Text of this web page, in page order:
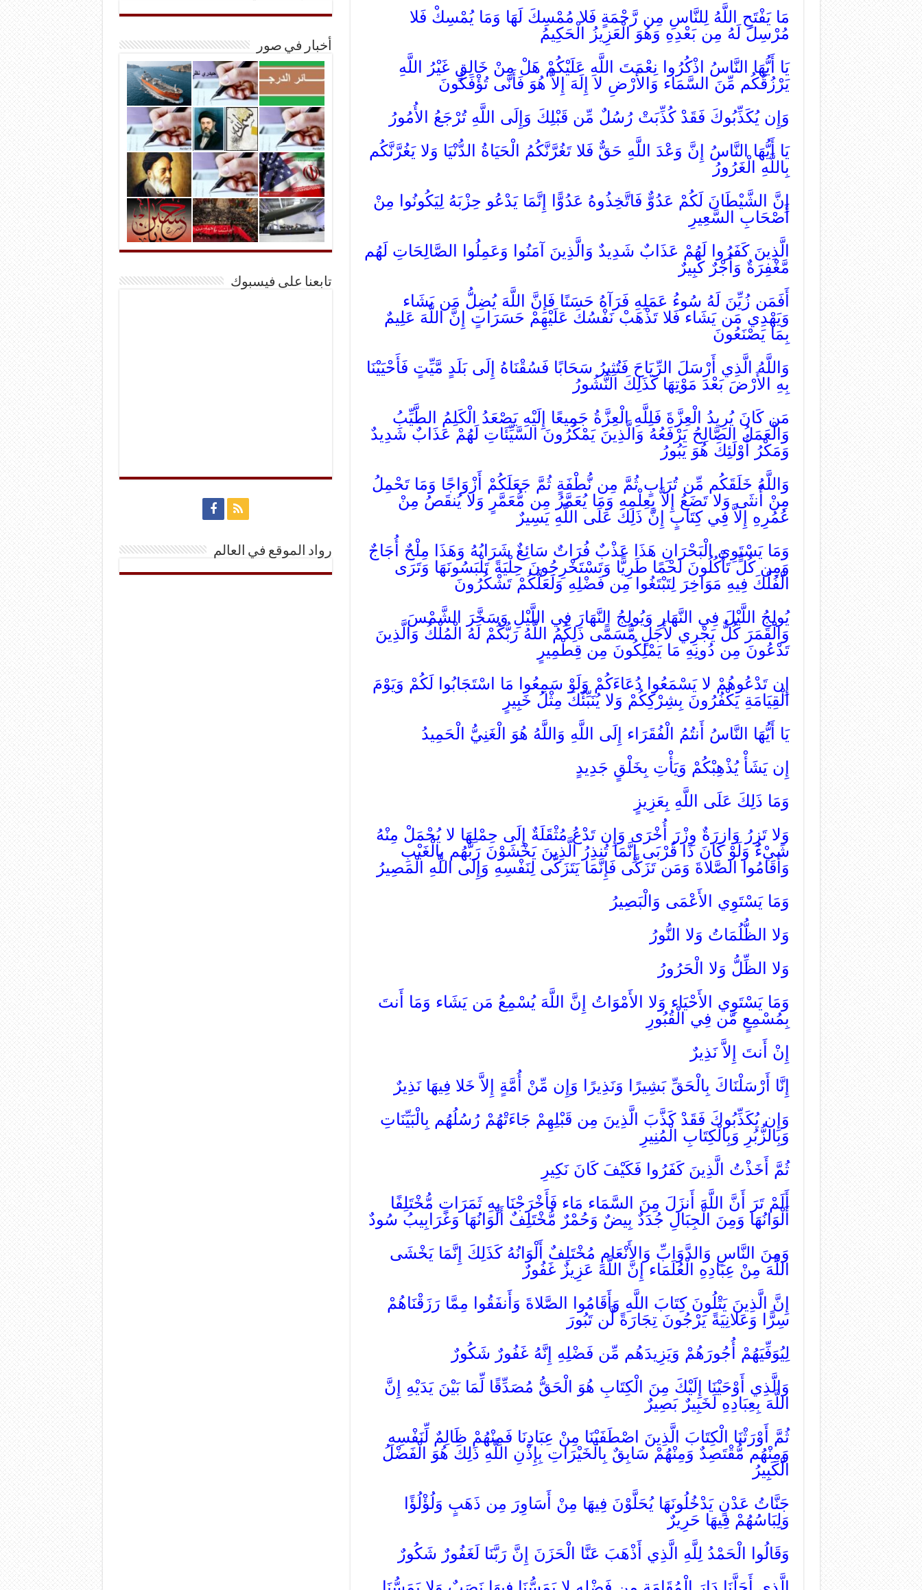
مَا يَفْتَحِ اللَّهُ لِلنَّاسِ مِن رَّحْمَةٍ فَلا مُمْسِكَ لَهَا وَمَا يُمْسِكْ فَلا
مُرْسِلَ لَهُ مِن بَعْدِهِ وَهُوَ الْعَزِيزُ الْحَكِيمُ
يَا أَيُّهَا النَّاسُ اذْكُرُوا نِعْمَتَ اللَّهِ عَلَيْكُمْ هَلْ مِنْ خَالِقٍ غَيْرُ اللَّهِ
يَرْزُقُكُم مِّنَ السَّمَاء وَالأَرْضِ لا إِلَهَ إِلاَّ هُوَ فَأَنَّى تُؤْفَكُونَ
وَإِن يُكَذِّبُوكَ فَقَدْ كُذِّبَتْ رُسُلٌ مِّن قَبْلِكَ وَإِلَى اللَّهِ تُرْجَعُ الأُمُورُ
يَا أَيُّهَا النَّاسُ إِنَّ وَعْدَ اللَّهِ حَقٌّ فَلا تَغُرَّنَّكُمُ الْحَيَاةُ الدُّنْيَا وَلا يَغُرَّنَّكُم
بِاللَّهِ الْغَرُورُ
إِنَّ الشَّيْطَانَ لَكُمْ عَدُوٌّ فَاتَّخِذُوهُ عَدُوًّا إِنَّمَا يَدْعُو حِزْبَهُ لِيَكُونُوا مِنْ
أَصْحَابِ السَّعِيرِ
الَّذِينَ كَفَرُوا لَهُمْ عَذَابٌ شَدِيدٌ وَالَّذِينَ آمَنُوا وَعَمِلُوا الصَّالِحَاتِ لَهُم
مَّغْفِرَةٌ وَأَجْرٌ كَبِيرٌ
أَفَمَن زُيِّنَ لَهُ سُوءُ عَمَلِهِ فَرَآهُ حَسَنًا فَإِنَّ اللَّهَ يُضِلُّ مَن يَشَاء
وَيَهْدِي مَن يَشَاء فَلا تَذْهَبْ نَفْسُكَ عَلَيْهِمْ حَسَرَاتٍ إِنَّ اللَّهَ عَلِيمٌ
بِمَا يَصْنَعُونَ
وَاللَّهُ الَّذِي أَرْسَلَ الرِّيَاحَ فَتُثِيرُ سَحَابًا فَسُقْنَاهُ إِلَى بَلَدٍ مَّيِّتٍ فَأَحْيَيْنَا
بِهِ الأَرْضَ بَعْدَ مَوْتِهَا كَذَلِكَ النُّشُورُ
مَن كَانَ يُرِيدُ الْعِزَّةَ فَلِلَّهِ الْعِزَّةُ جَمِيعًا إِلَيْهِ يَصْعَدُ الْكَلِمُ الطَّيِّبُ
وَالْعَمَلُ الصَّالِحُ يَرْفَعُهُ وَالَّذِينَ يَمْكُرُونَ السَّيِّئَاتِ لَهُمْ عَذَابٌ شَدِيدٌ
وَمَكْرُ أُوْلَئِكَ هُوَ يَبُورُ
وَاللَّهُ خَلَقَكُم مِّن تُرَابٍ ثُمَّ مِن نُّطْفَةٍ ثُمَّ جَعَلَكُمْ أَزْوَاجًا وَمَا تَحْمِلُ
مِنْ أُنثَى وَلا تَضَعُ إِلاَّ بِعِلْمِهِ وَمَا يُعَمَّرُ مِن مُّعَمَّرٍ وَلا يُنقَصُ مِنْ
عُمُرِهِ إِلاَّ فِي كِتَابٍ إِنَّ ذَلِكَ عَلَى اللَّهِ يَسِيرٌ
وَمَا يَسْتَوِي الْبَحْرَانِ هَذَا عَذْبٌ فُرَاتٌ سَائِغٌ شَرَابُهُ وَهَذَا مِلْحٌ أُجَاجٌ
وَمِن كُلٍّ تَأْكُلُونَ لَحْمًا طَرِيًّا وَتَسْتَخْرِجُونَ حِلْيَةً تَلْبَسُونَهَا وَتَرَى
الْفُلْكَ فِيهِ مَوَاخِرَ لِتَبْتَغُوا مِن فَضْلِهِ وَلَعَلَّكُمْ تَشْكُرُونَ
يُولِجُ اللَّيْلَ فِي النَّهَارِ وَيُولِجُ النَّهَارَ فِي اللَّيْلِ وَسَخَّرَ الشَّمْسَ
وَالْقَمَرَ كُلٌّ يَجْرِي لأَجَلٍ مُّسَمًّى ذَلِكُمُ اللَّهُ رَبُّكُمْ لَهُ الْمُلْكُ وَالَّذِينَ
تَدْعُونَ مِن دُونِهِ مَا يَمْلِكُونَ مِن قِطْمِيرٍ
إِن تَدْعُوهُمْ لا يَسْمَعُوا دُعَاءَكُمْ وَلَوْ سَمِعُوا مَا اسْتَجَابُوا لَكُمْ وَيَوْمَ
الْقِيَامَةِ يَكْفُرُونَ بِشِرْكِكُمْ وَلا يُنَبِّئُكَ مِثْلُ خَبِيرٍ
يَا أَيُّهَا النَّاسُ أَنتُمُ الْفُقَرَاء إِلَى اللَّهِ وَاللَّهُ هُوَ الْغَنِيُّ الْحَمِيدُ
إِن يَشَأْ يُذْهِبْكُمْ وَيَأْتِ بِخَلْقٍ جَدِيدٍ
وَمَا ذَلِكَ عَلَى اللَّهِ بِعَزِيزٍ
وَلا تَزِرُ وَازِرَةٌ وِزْرَ أُخْرَى وَإِن تَدْعُ مُثْقَلَةٌ إِلَى حِمْلِهَا لا يُحْمَلْ مِنْهُ
شَيْءٌ وَلَوْ كَانَ ذَا قُرْبَى إِنَّمَا تُنذِرُ الَّذِينَ يَخْشَوْنَ رَبَّهُم بِالْغَيْبِ
وَأَقَامُوا الصَّلاةَ وَمَن تَزَكَّى فَإِنَّمَا يَتَزَكَّى لِنَفْسِهِ وَإِلَى اللَّهِ الْمَصِيرُ
وَمَا يَسْتَوِي الأَعْمَى وَالْبَصِيرُ
وَلا الظُّلُمَاتُ وَلا النُّورُ
وَلا الظِّلُّ وَلا الْحَرُورُ
وَمَا يَسْتَوِي الأَحْيَاء وَلا الأَمْوَاتُ إِنَّ اللَّهَ يُسْمِعُ مَن يَشَاء وَمَا أَنتَ
بِمُسْمِعٍ مَّن فِي الْقُبُورِ
إِنْ أَنتَ إِلاَّ نَذِيرٌ
إِنَّا أَرْسَلْنَاكَ بِالْحَقِّ بَشِيرًا وَنَذِيرًا وَإِن مِّنْ أُمَّةٍ إِلاَّ خَلا فِيهَا نَذِيرٌ
وَإِن يُكَذِّبُوكَ فَقَدْ كَذَّبَ الَّذِينَ مِن قَبْلِهِمْ جَاءَتْهُمْ رُسُلُهُم بِالْبَيِّنَاتِ
وَبِالزُّبُرِ وَبِالْكِتَابِ الْمُنِيرِ
ثُمَّ أَخَذْتُ الَّذِينَ كَفَرُوا فَكَيْفَ كَانَ نَكِيرِ
أَلَمْ تَرَ أَنَّ اللَّهَ أَنزَلَ مِنَ السَّمَاء مَاء فَأَخْرَجْنَا بِهِ ثَمَرَاتٍ مُّخْتَلِفًا
أَلْوَانُهَا وَمِنَ الْجِبَالِ جُدَدٌ بِيضٌ وَحُمْرٌ مُّخْتَلِفٌ أَلْوَانُهَا وَغَرَابِيبُ سُودٌ
وَمِنَ النَّاسِ وَالدَّوَابِّ وَالأَنْعَامِ مُخْتَلِفٌ أَلْوَانُهُ كَذَلِكَ إِنَّمَا يَخْشَى
اللَّهَ مِنْ عِبَادِهِ الْعُلَمَاء إِنَّ اللَّهَ عَزِيزٌ غَفُورٌ
إِنَّ الَّذِينَ يَتْلُونَ كِتَابَ اللَّهِ وَأَقَامُوا الصَّلاةَ وَأَنفَقُوا مِمَّا رَزَقْنَاهُمْ
سِرًّا وَعَلانِيَةً يَرْجُونَ تِجَارَةً لَّن تَبُورَ
لِيُوَفِّيَهُمْ أُجُورَهُمْ وَيَزِيدَهُم مِّن فَضْلِهِ إِنَّهُ غَفُورٌ شَكُورٌ
وَالَّذِي أَوْحَيْنَا إِلَيْكَ مِنَ الْكِتَابِ هُوَ الْحَقُّ مُصَدِّقًا لِّمَا بَيْنَ يَدَيْهِ إِنَّ
اللَّهَ بِعِبَادِهِ لَخَبِيرٌ بَصِيرٌ
ثُمَّ أَوْرَثْنَا الْكِتَابَ الَّذِينَ اصْطَفَيْنَا مِنْ عِبَادِنَا فَمِنْهُمْ ظَالِمٌ لِّنَفْسِهِ
وَمِنْهُم مُّقْتَصِدٌ وَمِنْهُمْ سَابِقٌ بِالْخَيْرَاتِ بِإِذْنِ اللَّهِ ذَلِكَ هُوَ الْفَضْلُ
الْكَبِيرُ
جَنَّاتُ عَدْنٍ يَدْخُلُونَهَا يُحَلَّوْنَ فِيهَا مِنْ أَسَاوِرَ مِن ذَهَبٍ وَلُؤْلُؤًا
وَلِبَاسُهُمْ فِيهَا حَرِيرٌ
وَقَالُوا الْحَمْدُ لِلَّهِ الَّذِي أَذْهَبَ عَنَّا الْحَزَنَ إِنَّ رَبَّنَا لَغَفُورٌ شَكُورٌ
أخبار في صور
تابعنا على فيسبوك
رواد الموقع في العالم